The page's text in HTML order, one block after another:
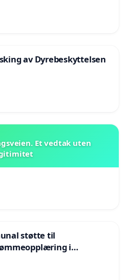
av Dyrebeskyttelsen
Et vedtak uten
støtte til
i